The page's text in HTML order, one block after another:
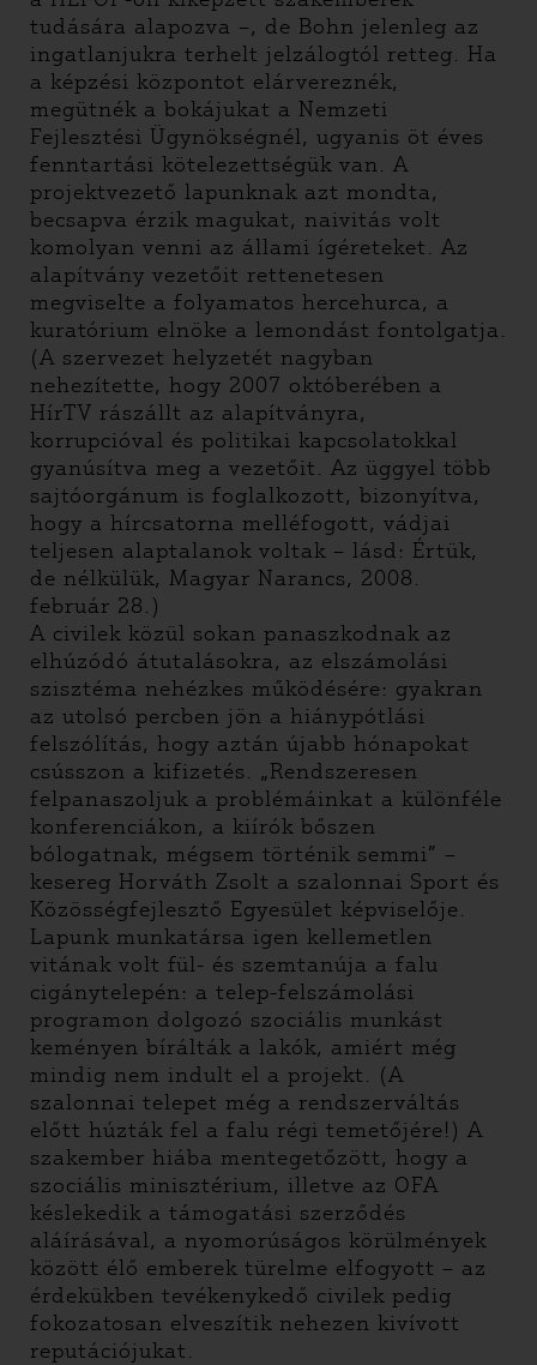
tudására alapozva –, de Bohn jelenleg az
ingatlanjukra terhelt jelzálogtól retteg. Ha
a képzési központot elárvereznék,
megütnék a bokájukat a Nemzeti
Fejlesztési Ügynökségnél, ugyanis öt éves
fenntartási kötelezettségük van. A
projektvezető lapunknak azt mondta,
becsapva érzik magukat, naivitás volt
komolyan venni az állami ígéreteket. Az
alapítvány vezetőit rettenetesen
megviselte a folyamatos hercehurca, a
kuratórium elnöke a lemondást fontolgatja.
(A szervezet helyzetét nagyban
nehezítette, hogy 2007 októberében a
HírTV rászállt az alapítványra,
korrupcióval és politikai kapcsolatokkal
gyanúsítva meg a vezetőit. Az üggyel több
sajtóorgánum is foglalkozott, bizonyítva,
hogy a hírcsatorna melléfogott, vádjai
teljesen alaptalanok voltak – lásd: Értük,
de nélkülük, Magyar Narancs, 2008.
február 28.)
A civilek közül sokan panaszkodnak az
elhúzódó átutalásokra, az elszámolási
szisztéma nehézkes működésére: gyakran
az utolsó percben jön a hiánypótlási
felszólítás, hogy aztán újabb hónapokat
csússzon a kifizetés. „Rendszeresen
felpanaszoljuk a problémáinkat a különféle
konferenciákon, a kiírók bőszen
bólogatnak, mégsem történik semmi” –
kesereg Horváth Zsolt a szalonnai Sport és
Közösségfejlesztő Egyesület képviselője.
Lapunk munkatársa igen kellemetlen
vitának volt fül- és szemtanúja a falu
cigánytelepén: a telep-felszámolási
programon dolgozó szociális munkást
keményen bírálták a lakók, amiért még
mindig nem indult el a projekt. (A
szalonnai telepet még a rendszerváltás
előtt húzták fel a falu régi temetőjére!) A
szakember hiába mentegetőzött, hogy a
szociális minisztérium, illetve az OFA
késlekedik a támogatási szerződés
aláírásával, a nyomorúságos körülmények
között élő emberek türelme elfogyott – az
érdekükben tevékenykedő civilek pedig
fokozatosan elveszítik nehezen kivívott
reputációjukat.